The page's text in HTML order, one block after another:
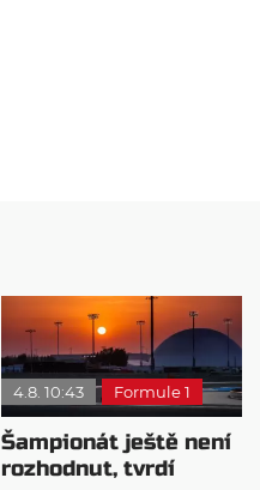
4.8. 10:43 Formule 1
Šampionát ještě není
rozhodnut, tvrdí